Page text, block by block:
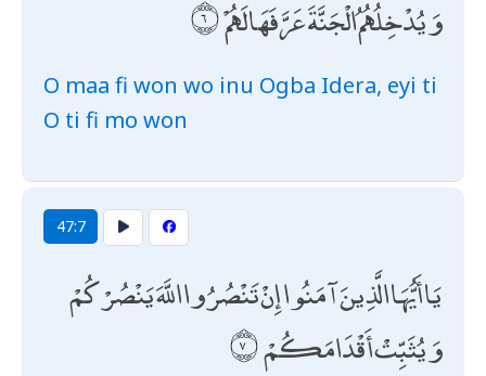
وَيُدْخِلُهُمُ الْجَنَّةَ عَرَّفَهَا لَهُمْ
O maa fi won wo inu Ogba Idera, eyi ti
O ti fi mo won
47:7
يَا أَيُّهَا الَّذِينَ آمَنُوا إِنْ تَنْصُرُوا اللَّهَ يَنْصُرْكُمْ
وَيُثَبِّتْ أَقْدَامَكُمْ